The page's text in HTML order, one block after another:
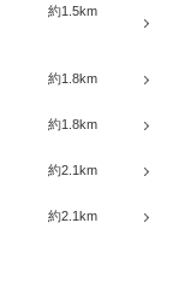
約1.5km
約1.8km
約1.8km
約2.1km
約2.1km